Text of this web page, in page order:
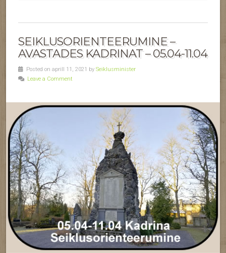
SEIKLUSORIENTEERUMINE –
AVASTADES KADRINAT – 05.04-11.04
Posted on aprill 11, 2021 by Seiklusminister
Leave a Comment